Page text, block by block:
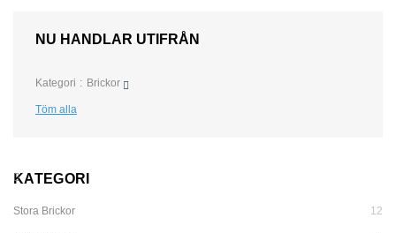
NU HANDLAR UTIFRÅN
Kategori Brickor
Töm alla
KATEGORI
Stora Brickor 12